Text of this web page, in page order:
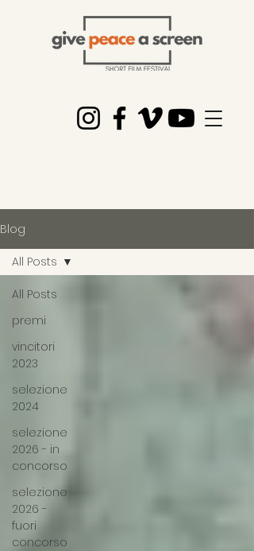
Blog
All Posts
premi
vincitori
2023
selezione
2024
selezione
2026 - in
concorso
selezione
2026 -
fuori
concorso
All Posts